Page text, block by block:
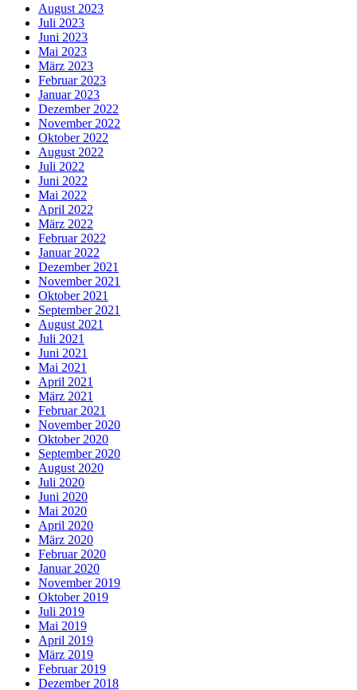
August 2023
Juli 2023
Juni 2023
Mai 2023
März 2023
Februar 2023
Januar 2023
Dezember 2022
November 2022
Oktober 2022
August 2022
Juli 2022
Juni 2022
Mai 2022
April 2022
März 2022
Februar 2022
Januar 2022
Dezember 2021
November 2021
Oktober 2021
September 2021
August 2021
Juli 2021
Juni 2021
Mai 2021
April 2021
März 2021
Februar 2021
November 2020
Oktober 2020
September 2020
August 2020
Juli 2020
Juni 2020
Mai 2020
April 2020
März 2020
Februar 2020
Januar 2020
November 2019
Oktober 2019
Juli 2019
Mai 2019
April 2019
März 2019
Februar 2019
Dezember 2018